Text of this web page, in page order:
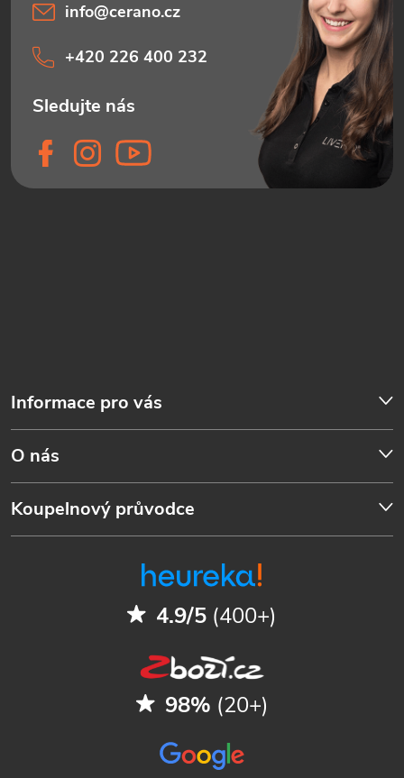
Informace pro vás
O nás
Koupelnový průvodce
info@cerano.cz
+420 226 400 232
4.9/5 (400+)
98% (20+)